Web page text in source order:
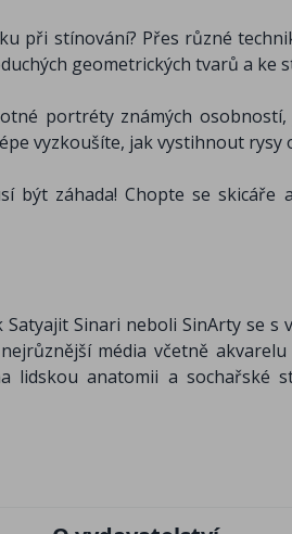
při stínování? Přes různé
geometrických tvarů a ke
portréty známých
vyzkoušíte, jak vystihnout
být záhada! Chopte se
Sinari neboli SinArty se
média včetně
lidskou anatomii a sochařské